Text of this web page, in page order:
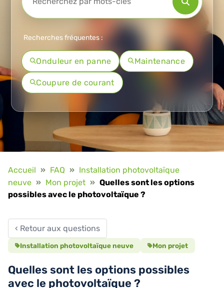
Recherches fréquentes :
Onduleur en panne Maintenance
Coupure de courant
Accueil » FAQ » Installation photovoltaïque
neuve » Mon projet » Quelles sont les options
possibles avec le photovoltaïque ?
‹ Retour aux questions
Installation photovoltaïque neuve Mon projet
Quelles sont les options possibles
avec le photovoltaïque ?